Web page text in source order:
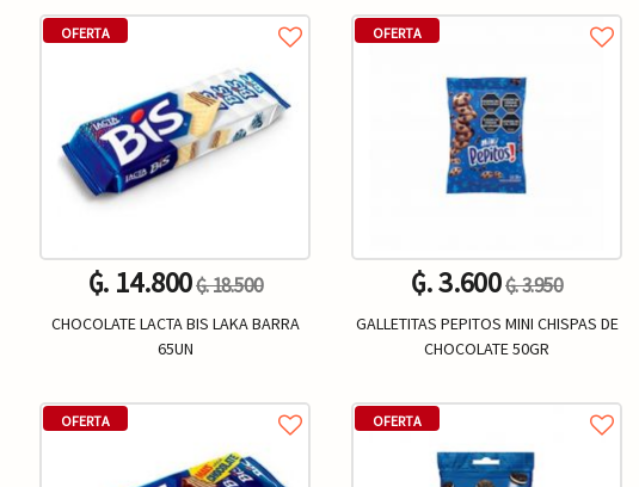
OFERTA
₲. 14.800₲. 18.500
CHOCOLATE LACTA BIS LAKA BARRA
65UN
OFERTA
OFERTA
₲. 3.600₲. 3.950
GALLETITAS PEPITOS MINI CHISPAS DE
CHOCOLATE 50GR
OFERTA